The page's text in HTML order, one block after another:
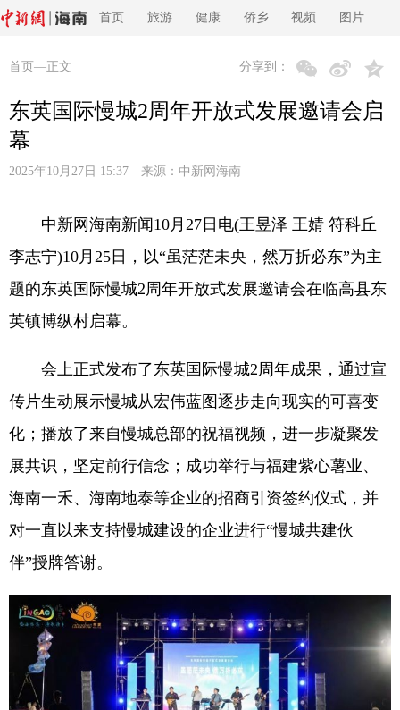
首页 旅游 健康 侨乡 视频 图片
首页 —正文 分享到：
东英国际慢城2周年开放式发展邀请会启
幕
2025年10月27日 15:37 来源： 中新网海南
中新网海南新闻10月27日电(王昱泽 王婧 符科丘
李志宁)10月25日，以“虽茫茫未央，然万折必东”为主
题的东英国际慢城2周年开放式发展邀请会在临高县东
英镇博纵村启幕。
会上正式发布了东英国际慢城2周年成果，通过宣
传片生动展示慢城从宏伟蓝图逐步走向现实的可喜变
化；播放了来自慢城总部的祝福视频，进一步凝聚发
展共识，坚定前行信念；成功举行与福建紫心薯业、
海南一禾、海南地泰等企业的招商引资签约仪式，并
对一直以来支持慢城建设的企业进行“慢城共建伙
伴”授牌答谢。